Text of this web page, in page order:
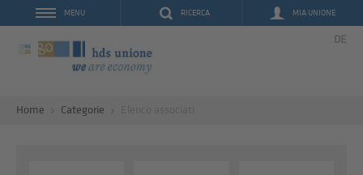
RICERCA MIA UNIONE
MENU
DE
Home Categorie